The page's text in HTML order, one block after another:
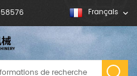
Français